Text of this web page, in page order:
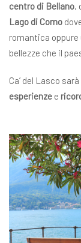
centro di Bellano,
Lago di Como
romantica oppure
bellezze che il
Ca’ del Lasco
esperienze e